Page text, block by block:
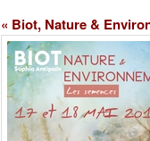
« Biot, Nature &